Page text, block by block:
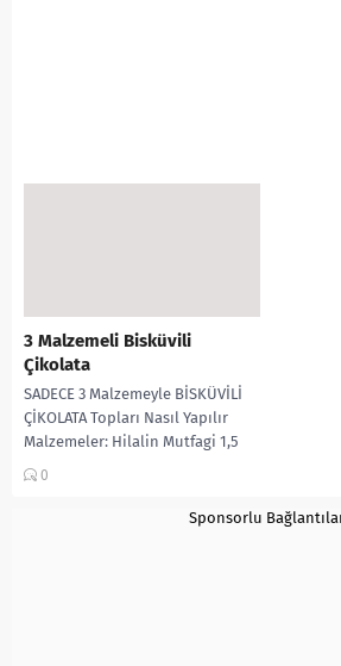
3 Malzemeli Bisküvili
Çikolata
SADECE 3 Malzemeyle BİSKÜVİLİ
ÇİKOLATA Topları Nasıl Yapılır
Malzemeler: Hilalin Mutfagi 1,5
paket kakolu bisküvi 1 su bardağı
0
Sponsorlu